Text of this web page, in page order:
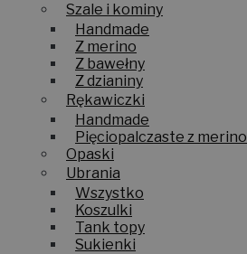
Szale i kominy
Handmade
Z merino
Z bawełny
Z dzianiny
Rękawiczki
Handmade
Pięciopalczaste z merino
Opaski
Ubrania
Wszystko
Koszulki
Tank topy
Sukienki